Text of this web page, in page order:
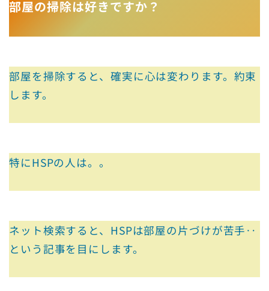
部屋の掃除は好きですか？
部屋を掃除すると、確実に心は変わります。約束
します。
特にHSPの人は。。
ネット検索すると、HSPは部屋の片づけが苦手‥
という記事を目にします。